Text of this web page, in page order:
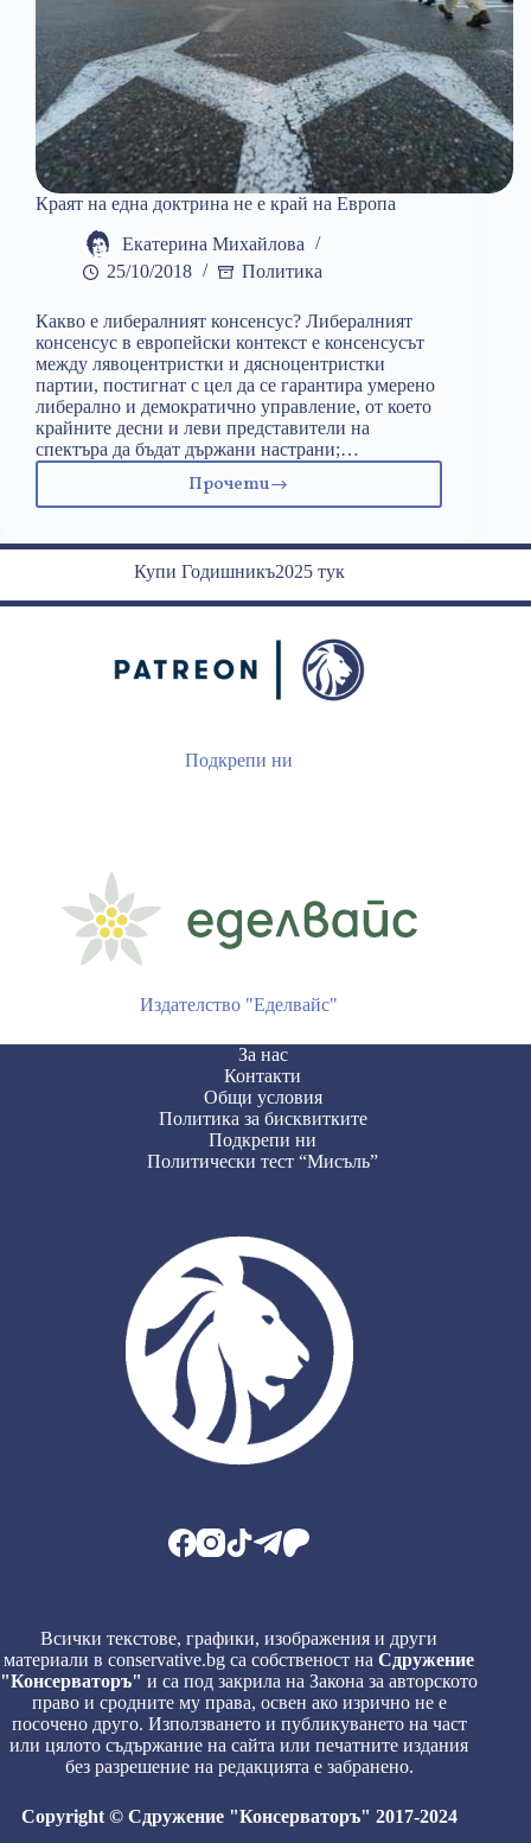
Краят на една доктрина не е край на Европа
Екатерина Михайлова
25/10/2018
Политика
Какво е либералният консенсус? Либералният
консенсус в европейски контекст e консенсусът
между лявоцентристки и дясноцентристки
партии, постигнат с цел да се гарантира умерено
либерално и демократично управление, от което
крайните десни и леви представители на
спектъра да бъдат държани настрани;…
Прочети
Краят
една
доктрина
не
край
на
Европа
Купи Годишникъ2025 тук
Подкрепи ни
Издателство "Еделвайс"
За нас
Контакти
Общи условия
Политика за бисквитките
Подкрепи ни
Политически тест “Мисъль”
Всички текстове, графики, изображения и други
материали в conservative.bg са собственост наСдружение
"Консерваторъ" и са под закрила на Закона за авторското
право и сродните му права, освен ако изрично не е
посочено друго. Използването и публикуването на част
или цялото съдържание на сайта или печатните издания
без разрешение на редакцията е забранено.
Copyright © Сдружение "Консерваторъ" 2017-2024